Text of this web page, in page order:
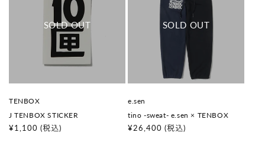
販
元
:
TENBOX
J TENBOX STICKER
通
¥1,100 (税込)
販
元
:
e.sen
tino -sweat- e.sen × TENBOX
通
¥26,400 (税込)